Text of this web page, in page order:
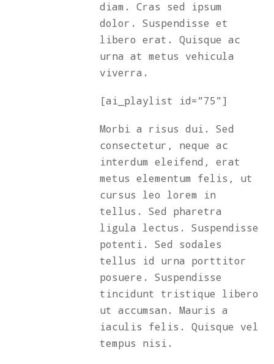
diam. Cras sed ipsum
dolor. Suspendisse et
libero erat. Quisque ac
urna at metus vehicula
viverra.
[ai_playlist id=”75″]
Morbi a risus dui. Sed
consectetur, neque ac
interdum eleifend, erat
metus elementum felis, ut
cursus leo lorem in
tellus. Sed pharetra
ligula lectus. Suspendisse
potenti. Sed sodales
tellus id urna porttitor
posuere. Suspendisse
tincidunt tristique libero
ut accumsan. Mauris a
iaculis felis. Quisque vel
tempus nisi.